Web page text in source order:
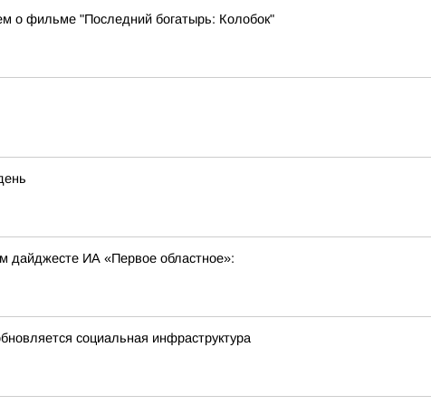
о фильме "Последний богатырь: Колобок"
дайджесте ИА «Первое областное»:
социальная инфраструктура